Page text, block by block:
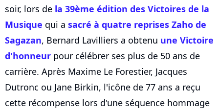
soir, lors de la 39ème édition des Victoires de la
Musique qui a sacré à quatre reprises Zaho de
Sagazan, Bernard Lavilliers a obtenu une Victoire
d'honneur pour célébrer ses plus de 50 ans de
carrière. Après Maxime Le Forestier, Jacques
Dutronc ou Jane Birkin, l'icône de 77 ans a reçu
cette récompense lors d'une séquence hommage